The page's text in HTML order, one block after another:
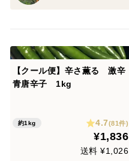
【クール便】辛さ薫る 激辛
青唐辛子 1kg
約1kg 4.7(81件)
¥1,836
送料 ¥1,026